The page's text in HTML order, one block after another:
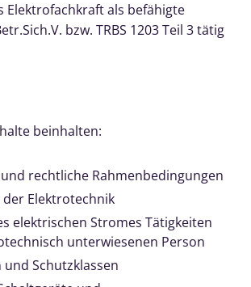
Elektrofachkraft als befähigte
bzw. TRBS 1203 Teil 3 tätig
beinhalten:
rechtliche Rahmenbedingungen
Elektrotechnik
elektrischen Stromes Tätigkeiten
unterwiesenen Person
Schutzklassen